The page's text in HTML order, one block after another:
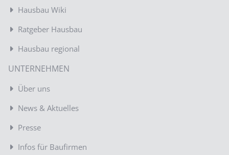
Hausbau Wiki
Ratgeber Hausbau
Hausbau regional
UNTERNEHMEN
Über uns
News & Aktuelles
Presse
Infos für Baufirmen